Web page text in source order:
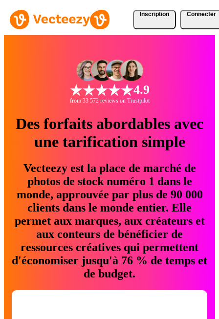
Inscription Connecter
4.9
from 33 572 reviews on Trustpilot
Des forfaits abordables avec
une tarification simple
Vecteezy est la place de marché de
photos de stock numéro 1 dans le
monde, approuvée par plus de 90 000
clients dans le monde entier. Elle
permet aux marques, aux créateurs et
aux conteurs de bénéficier de
ressources créatives qui permettent
d'économiser jusqu'à 76 % de temps et
de budget.